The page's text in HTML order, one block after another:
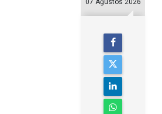
07 Ağustos 2026